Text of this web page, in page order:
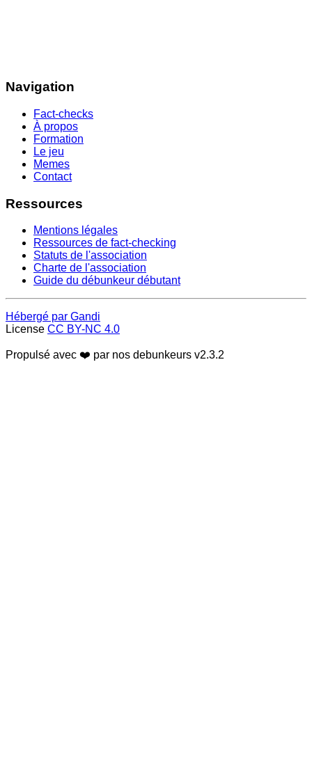
Navigation
Fact-checks
À propos
Formation
Le jeu
Memes
Contact
Ressources
Mentions légales
Ressources de fact-checking
Statuts de l'association
Charte de l'association
Guide du débunkeur débutant
Hébergé par Gandi
License CC BY-NC 4.0
Propulsé avec ❤️ par nos debunkeurs v2.3.2